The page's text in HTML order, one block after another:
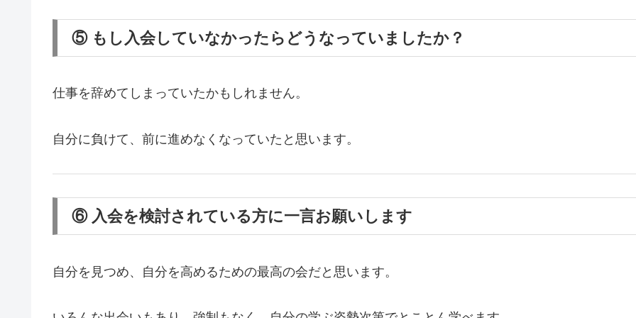
⑤ もし入会していなかったらどうなっていましたか？
仕事を辞めてしまっていたかもしれません。
自分に負けて、前に進めなくなっていたと思います。
⑥ 入会を検討されている方に一言お願いします
自分を見つめ、自分を高めるための最高の会だと思います。